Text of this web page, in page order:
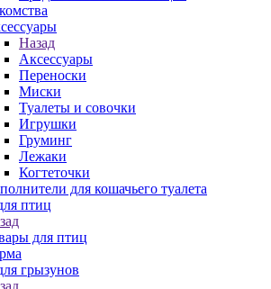
Назад
Аксессуары
Переноски
Миски
Туалеты и совочки
Игрушки
Груминг
Лежаки
Когтеточки
для кошачьего туалета
птиц
для птиц
грызунов